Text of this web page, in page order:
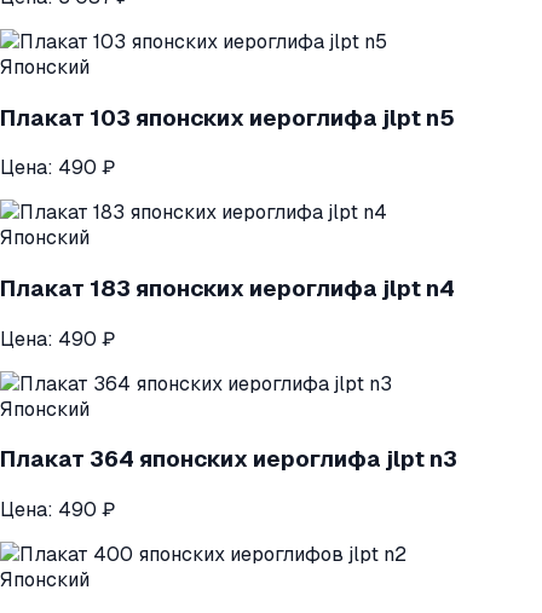
Японский
Плакат 103 японских иероглифа jlpt n5
Цена: 490 ₽
Японский
Плакат 183 японских иероглифа jlpt n4
Цена: 490 ₽
Японский
Плакат 364 японских иероглифа jlpt n3
Цена: 490 ₽
Японский